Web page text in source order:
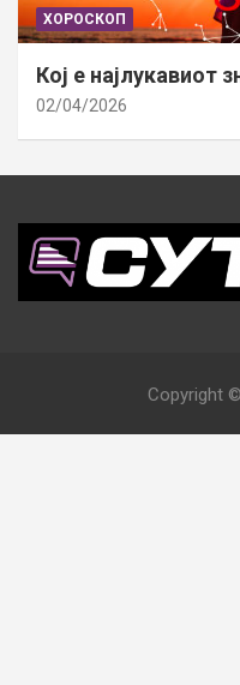
ХОРОСКОП
Кој е најлукавиот
02/04/2026
Copyright